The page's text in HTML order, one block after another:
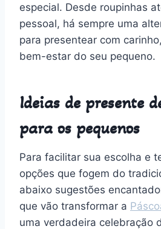
especial. Desde roupinhas
pessoal, há sempre uma
para presentear com
bem-estar do seu pequeno.
Ideias de presente
para os pequenos
Para facilitar sua escolha e
opções que fogem do
abaixo sugestões
que vão transformar a
uma verdadeira celebração